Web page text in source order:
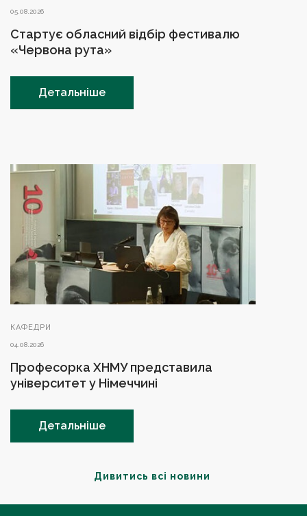
Дивитись всі новини
05.08.2026
Стартує обласний відбір фестивалю
«Червона рута»
Детальніше
КАФЕДРИ
04.08.2026
Професорка ХНМУ представила
університет у Німеччині
Детальніше